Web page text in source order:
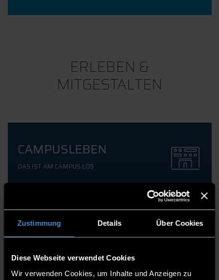
Zustimmung Details Über Cookies
Diese Webseite verwendet Cookies
Wir verwenden Cookies, um Inhalte und Anzeigen zu
ERLEBEN &
MITGESTALTEN
CAMPUSLEBEN
DAS IST AM CAMPUS LOS
HOCHSCHULSPORT